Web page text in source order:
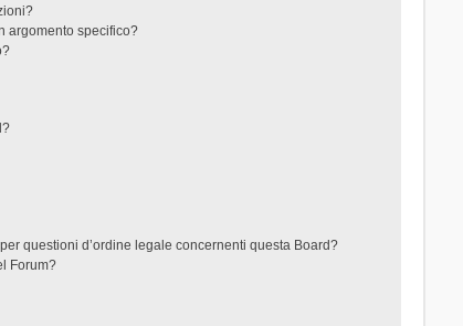
argomento specifico?
questioni d’ordine legale concernenti questa Board?
Forum?